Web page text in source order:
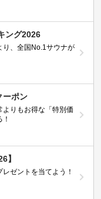
ング2026
り、全国No.1サウナが
ーポン
りもお得な「特別価
】
ゼントを当てよう！